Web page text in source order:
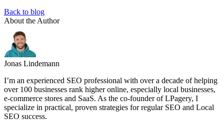
Back to blog
About the Author
Jonas Lindemann
I’m an experienced SEO professional with over a decade of helping
over 100 businesses rank higher online, especially local businesses,
e-commerce stores and SaaS. As the co-founder of LPagery, I
specialize in practical, proven strategies for regular SEO and Local
SEO success.